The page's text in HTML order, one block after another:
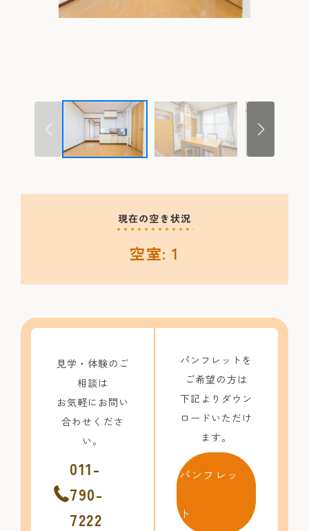
現在の空き状況
空室: 1
見学・体験のご
相談は
お気軽にお問い
合わせくださ
い。
011-
790-
7222
パンフレットを
ご希望の方は
下記よりダウン
ロードいただけ
ます。
パンフレッ
ト